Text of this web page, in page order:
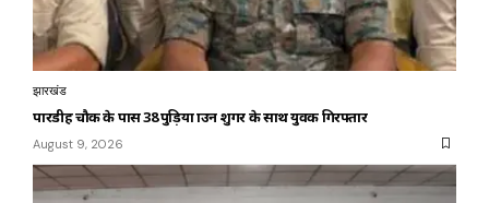
झारखंड
पारडीह चौक के पास 38 पुड़िया ब्राउन शुगर के साथ युवक गिरफ्तार
August 9, 2026